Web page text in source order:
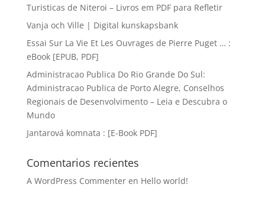
Turisticas de Niteroi – Livros em PDF para Refletir
Vanja och Ville | Digital kunskapsbank
Essai Sur La Vie Et Les Ouvrages de Pierre Puget … :
eBook [EPUB, PDF]
Administracao Publica Do Rio Grande Do Sul:
Administracao Publica de Porto Alegre, Conselhos
Regionais de Desenvolvimento – Leia e Descubra o
Mundo
Jantarová komnata : [E-Book PDF]
Comentarios recientes
A WordPress Commenteren Hello world!